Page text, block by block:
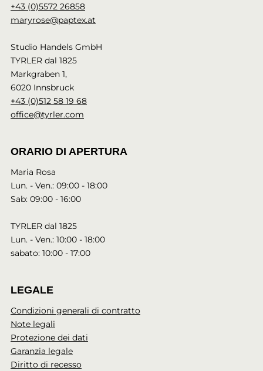
+43 (0)5572 26858
maryrose@paptex.at
Studio Handels GmbH
TYRLER dal 1825
Markgraben 1,
6020 Innsbruck
+43 (0)512 58 19 68
office@tyrler.com
ORARIO DI APERTURA
Maria Rosa
Lun. - Ven.: 09:00 - 18:00
Sab: 09:00 - 16:00
TYRLER dal 1825
Lun. - Ven.: 10:00 - 18:00
sabato: 10:00 - 17:00
LEGALE
Condizioni generali di contratto
Note legali
Protezione dei dati
Garanzia legale
Diritto di recesso